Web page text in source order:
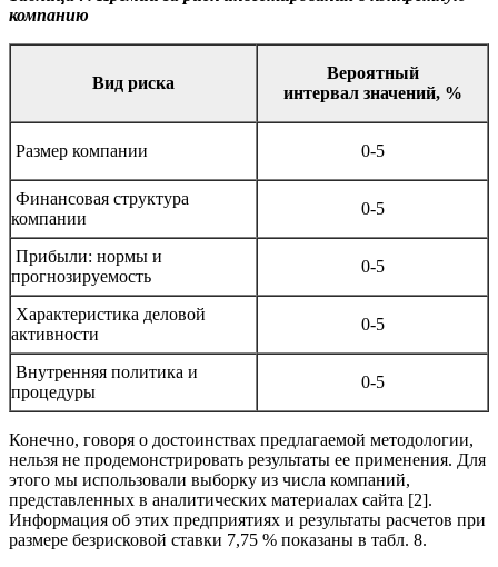
компанию
Вид риска
Вероятный
интервал значений, %
Размер компании 0-5
Финансовая структура
компании
0-5
Прибыли: нормы и
прогнозируемость
0-5
Характеристика деловой
активности
0-5
Внутренняя политика и
процедуры
0-5
Конечно, говоря о достоинствах предлагаемой методологии,
нельзя не продемонстрировать результаты ее применения. Для
этого мы использовали выборку из числа компаний,
представленных в аналитических материалах сайта [2].
Информация об этих предприятиях и результаты расчетов при
размере безрисковой ставки 7,75 % показаны в табл. 8.